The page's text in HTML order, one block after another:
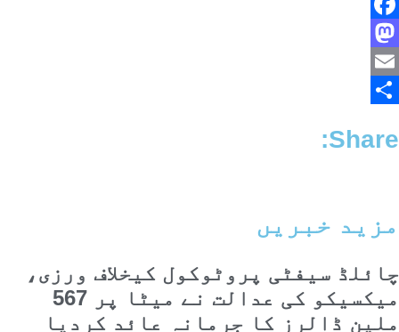
Facebook
Mastodon
Email
Share:
مزید خبریں
چائلڈ سیفٹی پروٹوکول کیخلاف ورزی،
میکسیکو کی عدالت نے میٹا پر 567
ملین ڈالرز کا جرمانہ عائد کردیا